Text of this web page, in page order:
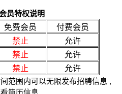
员特权说明
免费会员
付费会员
禁止
允许
禁止
允许
禁止 允许
范围内可以无限发布招聘信息 ,
简历信息